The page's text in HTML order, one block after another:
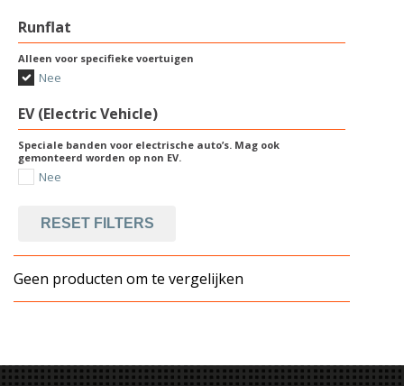
Runflat
Alleen voor specifieke voertuigen
Nee
EV (Electric Vehicle)
Speciale banden voor electrische auto’s. Mag ook
gemonteerd worden op non EV.
Nee
RESET FILTERS
Geen producten om te vergelijken